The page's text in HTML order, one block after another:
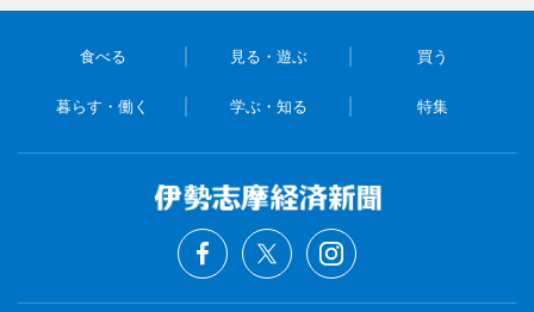
食べる 見る・遊ぶ 買う
暮らす・働く 学ぶ・知る 特集